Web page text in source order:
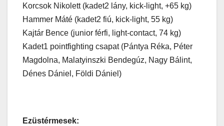
Korcsok Nikolett (kadet2 lány, kick-light, +65 kg)
Hammer Máté (kadet2 fiú, kick-light, 55 kg)
Kajtár Bence (junior férfi, light-contact, 74 kg)
Kadet1 pointfighting csapat (Pántya Réka, Péter
Magdolna, Malatyinszki Bendegúz, Nagy Bálint,
Dénes Dániel, Földi Dániel)
Ezüstérmesek: